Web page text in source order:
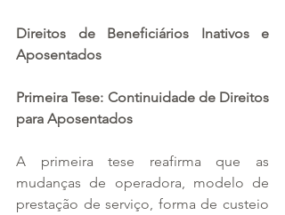
Direitos de Beneficiários Inativos e
Aposentados
Primeira Tese: Continuidade de Direitos
para Aposentados
A primeira tese reafirma que as
mudanças de operadora, modelo de
prestação de serviço, forma de custeio